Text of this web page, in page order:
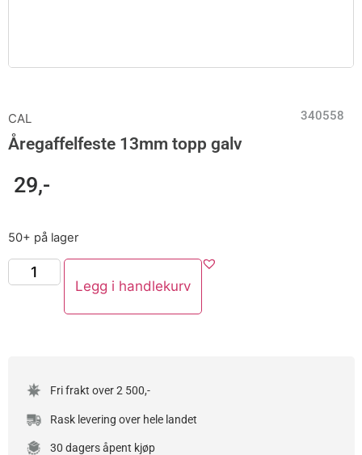
CAL 340558
Åregaffelfeste 13mm topp galv
29,-
50+ på lager
Legg i handlekurv
Fri frakt over 2 500,-
Rask levering over hele landet
30 dagers åpent kjøp